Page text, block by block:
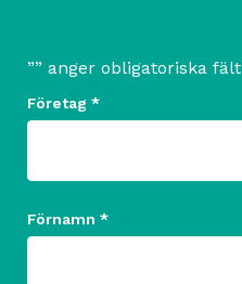
”” anger obligatoriska fält
Företag *
Förnamn *